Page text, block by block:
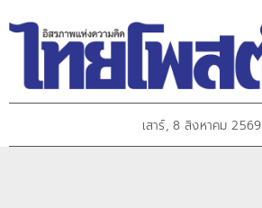
เสาร์, 8 สิงหาคม 2569